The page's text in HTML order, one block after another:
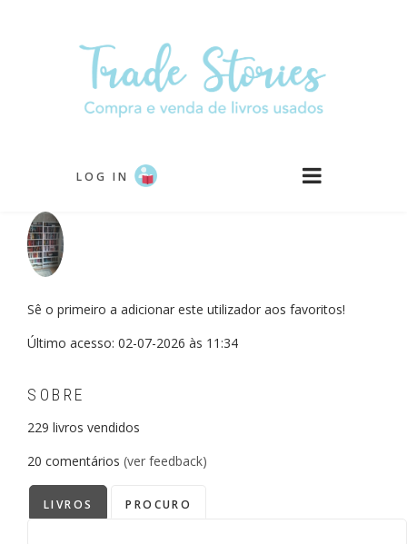
LOG IN
Sê o primeiro a adicionar este utilizador aos favoritos!
Último acesso: 02-07-2026 às 11:34
SOBRE
229 livros vendidos
20 comentários (ver feedback)
LIVROS PROCURO